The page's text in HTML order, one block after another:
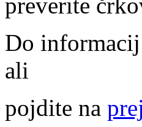
Do
ali
pojdite na